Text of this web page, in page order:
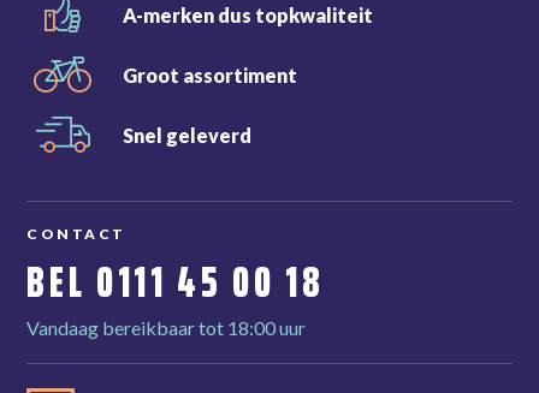
A-merken dus topkwaliteit
Groot assortiment
Snel geleverd
CONTACT
BEL 0111 45 00 18
Vandaag bereikbaar tot 18:00 uur